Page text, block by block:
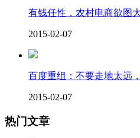
有钱任性，农村电商欲图
2015-02-07
百度重组：不要走地太远
2015-02-07
热门文章